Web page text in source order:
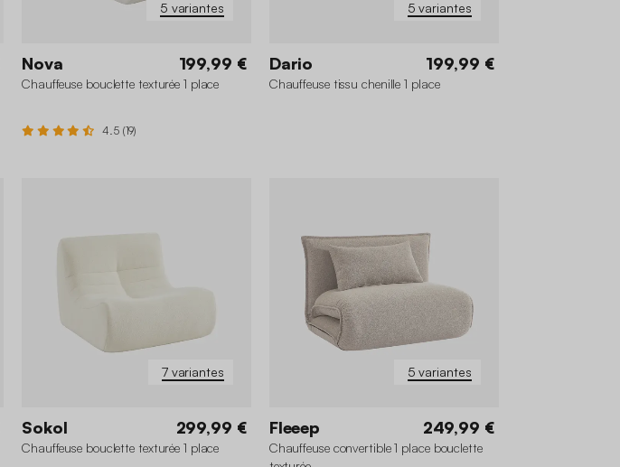
5 variantes
Nova 199,99 €
Chauffeuse bouclette texturée 1 place
4.5 (19)
5 variantes
Dario 199,99 €
Chauffeuse tissu chenille 1 place
7 variantes
Sokol 299,99 €
Chauffeuse bouclette texturée 1 place
5 variantes
Fleeep 249,99 €
Chauffeuse convertible 1 place bouclette